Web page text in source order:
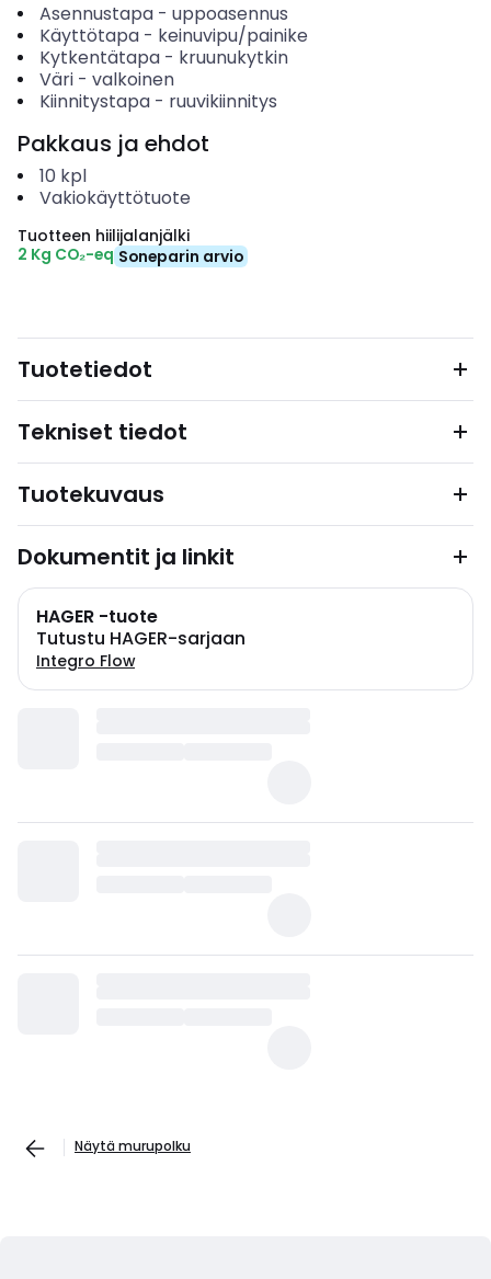
Asennustapa- uppoasennus
Käyttötapa- keinuvipu/painike
Kytkentätapa- kruunukytkin
Väri- valkoinen
Kiinnitystapa- ruuvikiinnitys
Pakkaus ja ehdot
10 kpl
Vakiokäyttötuote
Tuotteen hiilijalanjälki
2 Kg CO₂-eq Soneparin arvio
Tuotetiedot
Tekniset tiedot
Tuotekuvaus
Dokumentit ja linkit
HAGER -tuote
Tutustu HAGER-sarjaan
Integro Flow
Näytä murupolku